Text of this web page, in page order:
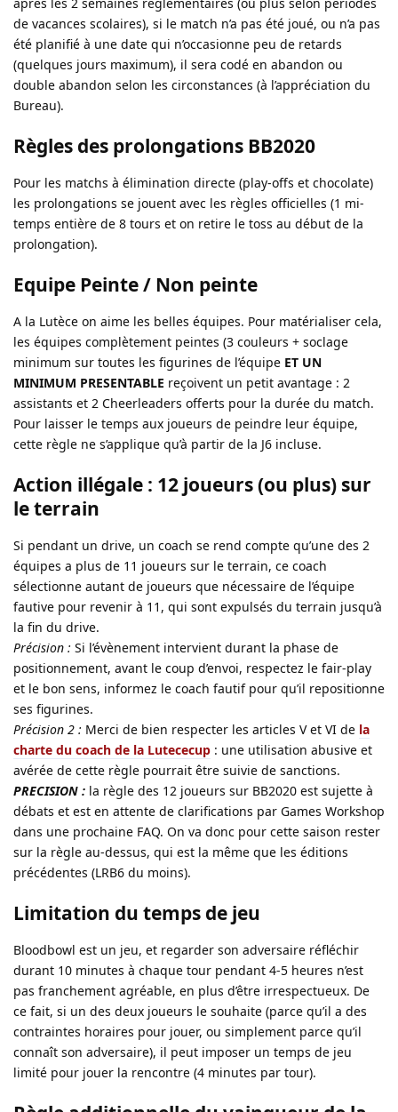
de vacances scolaires), si le match n’a pas été joué, ou n’a pas
été planifié à une date qui n’occasionne peu de retards
(quelques jours maximum), il sera codé en abandon ou
double abandon selon les circonstances (à l’appréciation du
Bureau).
Règles des prolongations BB2020
Pour les matchs à élimination directe (play-offs et chocolate)
les prolongations se jouent avec les règles officielles (1 mi-
temps entière de 8 tours et on retire le toss au début de la
prolongation).
Equipe Peinte / Non peinte
A la Lutèce on aime les belles équipes. Pour matérialiser cela,
les équipes complètement peintes (3 couleurs + soclage
minimum sur toutes les figurines de l’équipe ET UN
MINIMUM PRESENTABLE reçoivent un petit avantage : 2
assistants et 2 Cheerleaders offerts pour la durée du match.
Pour laisser le temps aux joueurs de peindre leur équipe,
cette règle ne s’applique qu’à partir de la J6 incluse.
Action illégale : 12 joueurs (ou plus) sur
le terrain
Si pendant un drive, un coach se rend compte qu’une des 2
équipes a plus de 11 joueurs sur le terrain, ce coach
sélectionne autant de joueurs que nécessaire de l’équipe
fautive pour revenir à 11, qui sont expulsés du terrain jusqu’à
la fin du drive.
Précision : Si l’évènement intervient durant la phase de
positionnement, avant le coup d’envoi, respectez le fair-play
et le bon sens, informez le coach fautif pour qu’il repositionne
ses figurines.
Précision 2 : Merci de bien respecter les articles V et VI de la
charte du coach de la Lutececup : une utilisation abusive et
avérée de cette règle pourrait être suivie de sanctions.
PRECISION : la règle des 12 joueurs sur BB2020 est sujette à
débats et est en attente de clarifications par Games Workshop
dans une prochaine FAQ. On va donc pour cette saison rester
sur la règle au-dessus, qui est la même que les éditions
précédentes (LRB6 du moins).
Limitation du temps de jeu
Bloodbowl est un jeu, et regarder son adversaire réfléchir
durant 10 minutes à chaque tour pendant 4-5 heures n’est
pas franchement agréable, en plus d’être irrespectueux. De
ce fait, si un des deux joueurs le souhaite (parce qu’il a des
contraintes horaires pour jouer, ou simplement parce qu’il
connaît son adversaire), il peut imposer un temps de jeu
limité pour jouer la rencontre (4 minutes par tour).